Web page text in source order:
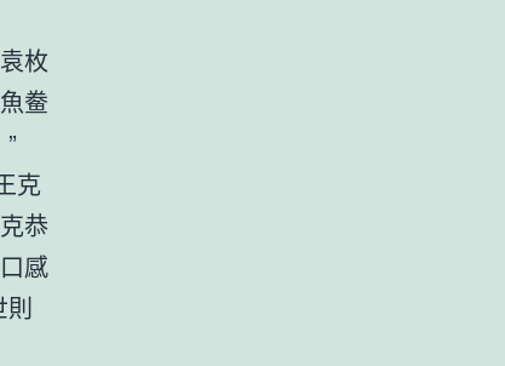
枚
鲞
克
恭
感
則